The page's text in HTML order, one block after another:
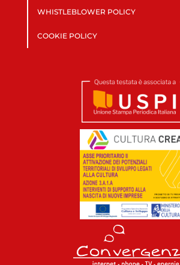
WHISTLEBLOWER POLICY
COOKIE POLICY